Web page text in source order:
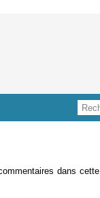
dans cette